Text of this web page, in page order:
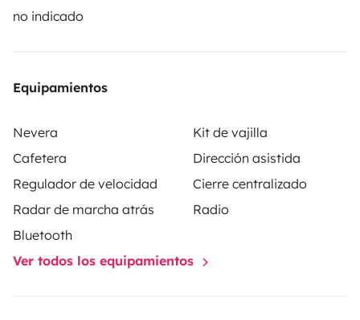
système solaire intégré. Avec ses à peine 2 mètres de
parking et reste maniable en ville comme sur les
weekend au bord de la mer, une escapade en
déjà prouvé qu'il pouvait tout faire. Il n'attend plus que
vous !
no indicado
Equipamientos
Nevera
Kit de vajilla
Cafetera
Dirección asistida
Regulador de velocidad
Cierre centralizado
Radar de marcha atrás
Radio
Bluetooth
Ver todos los equipamientos